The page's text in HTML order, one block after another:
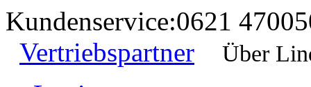
Kundenservice:0621
Vertriebspartner
Über